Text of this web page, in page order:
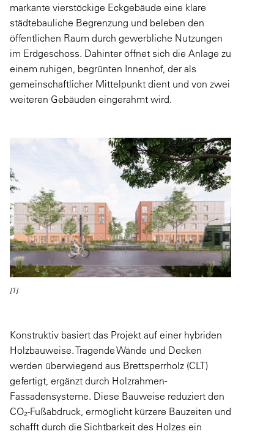
markante vierstöckige Eckgebäude eine klare
städtebauliche Begrenzung und beleben den
öffentlichen Raum durch gewerbliche Nutzungen
im Erdgeschoss. Dahinter öffnet sich die Anlage zu
einem ruhigen, begrünten Innenhof, der als
gemeinschaftlicher Mittelpunkt dient und von zwei
weiteren Gebäuden eingerahmt wird.
[1]
Konstruktiv basiert das Projekt auf einer hybriden
Holzbauweise. Tragende Wände und Decken
werden überwiegend aus Brettsperrholz (CLT)
gefertigt, ergänzt durch Holzrahmen-
Fassadensysteme. Diese Bauweise reduziert den
CO₂-Fußabdruck, ermöglicht kürzere Bauzeiten und
schafft durch die Sichtbarkeit des Holzes ein